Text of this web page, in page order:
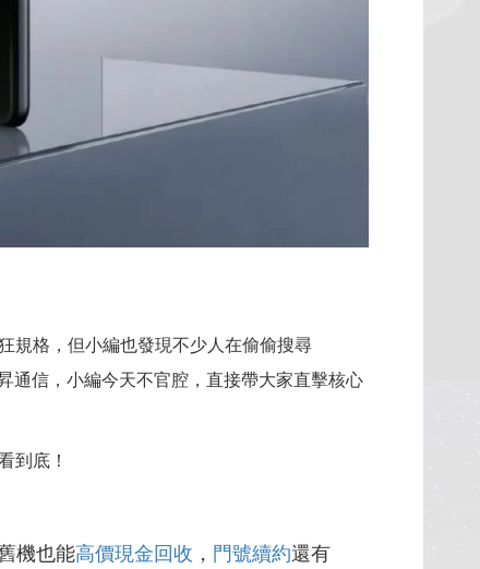
規格，但小編也發現不少人在偷偷搜尋
通信，小編今天不官腔，直接帶大家直擊核心
到底！
機也能高價現金回收 ， 門號續約還有